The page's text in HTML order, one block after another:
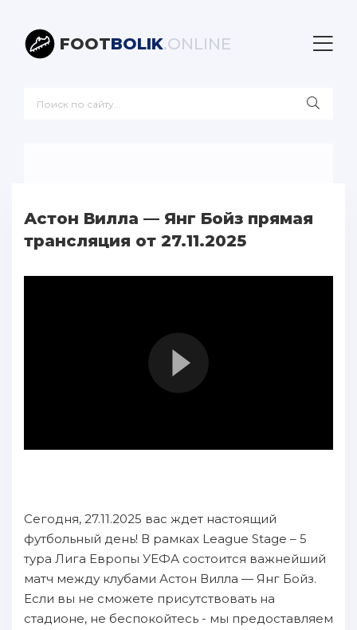
FOOTBOLIK.ONLINE
Астон Вилла — Янг Бойз прямая
трансляция от 27.11.2025
Сегодня, 27.11.2025 вас ждет настоящий
футбольный день! В рамках League Stage – 5
тура Лига Европы УЕФА состоится важнейший
матч между клубами Астон Вилла — Янг Бойз.
Если вы не сможете присутствовать на
стадионе, не беспокойтесь - мы предоставляем